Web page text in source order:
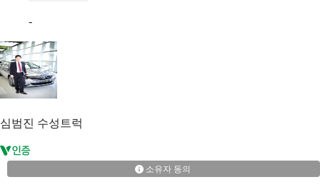
-
심범진 수성트럭
소유자 동의